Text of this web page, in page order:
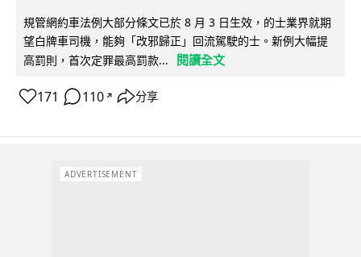
規管網約車法例大部分條文已於 8 月 3 日生效，的士業界就期
望白牌車司機，能夠「改邪歸正」回流駕駛的士。新例大幅提
高罰則，首次定罪最高罰款...
閱讀全文
171 110 ↗ 分享
ADVERTISEMENT